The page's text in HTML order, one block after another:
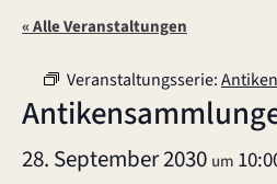
« Alle Veranstaltungen
Veranstaltungsserie:
28. September 2030 um